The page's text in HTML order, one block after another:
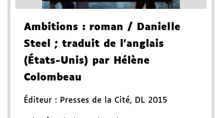
Ambitions : roman / Danielle
Steel
; traduit de l'anglais
(États-Unis) par Hélène
Colombeau
Éditeur : Presses de la Cité, DL 2015